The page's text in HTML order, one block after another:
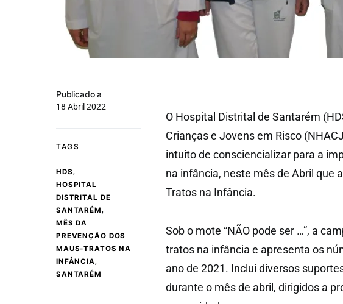
Publicado a
18 Abril 2022
TAGS
HDS,
HOSPITAL
DISTRITAL DE
SANTARÉM,
MÊS DA
PREVENÇÃO DOS
MAUS-TRATOS NA
INFÂNCIA,
SANTARÉM
O Hospital Distrital de Santarém
Crianças e Jovens em Risco
intuito de consciencializar para a
na infância, neste mês de Abril que
Tratos na Infância.
Sob o mote “NÃO pode ser …”, a
tratos na infância e apresenta os
ano de 2021. Inclui diversos
durante o mês de abril, dirigidos a